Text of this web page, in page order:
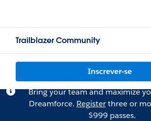
Trailblazer Community
Inscrever-se
Bring your team and maximize
Dreamforce. Registerthree or
$999 passes.